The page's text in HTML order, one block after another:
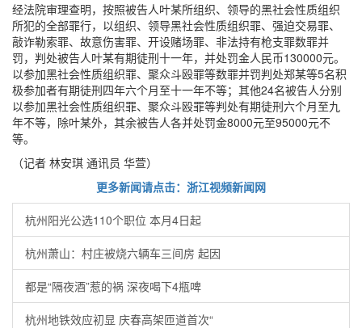
经法院审理查明，按照被告人叶某所组织、领导的黑社会性质组织
所犯的全部罪行，以组织、领导黑社会性质组织罪、强迫交易罪、
敲诈勒索罪、故意伤害罪、开设赌场罪、非法持有枪支罪数罪并
罚，判处被告人叶某有期徒刑十一年，并处罚金人民币130000元。
以参加黑社会性质组织罪、聚众斗殴罪等数罪并罚判处郑某等5名积
极参加者有期徒刑四年六个月至十一年不等；其他24名被告人分别
以参加黑社会性质组织罪、聚众斗殴罪等判处有期徒刑六个月至九
年不等，除叶某外，其余被告人各并处罚金8000元至95000元不
等。
（记者 林安琪 通讯员 华萱）
更多新闻请点击：浙江视频新闻网
杭州阳光公选110个职位 本月4日起
杭州萧山：村庄被烧六辆车三间房 起因
都是“隔夜酒”惹的祸 深夜喝下4瓶啤
杭州地铁效应初显 庆春高架匝道首次“